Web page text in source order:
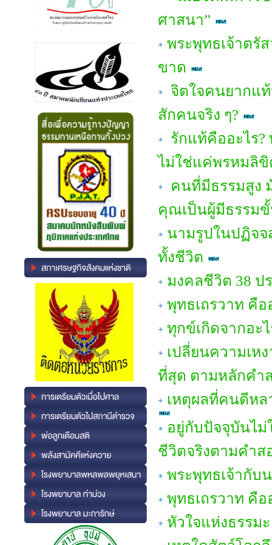
ศาสนา”
พระพุทธเจ้าตรั
ขาด
จิตใจคนยากแ
สักคนจริง ๆ?
รักแท้คืออะไร
ไม่ใช่แค่พรหมลิ
คนที่มีธรรมสูง
คุณเป็นผู้มีธรรม
นามรูปในปฏิจจ
ทั้งชีวิต
มงคลชีวิต 38 ป
พุทธเถรวาท คือ
ทุกข์เกิดจากอะ
เปลี่ยนความเห
ที่สุด ตามหลักคำ
เหตุผลที่คนดีห
อยู่กับปัจจุบันไ
ชีวิตจริงตามคำส
พระพุทธเจ้ากับ
พุทธเถรวาท คือ
หัวใจแห่งธรรม